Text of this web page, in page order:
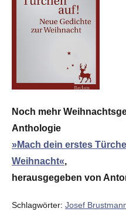
Noch mehr
Anthologie
»Mach dein erstes
Weihnacht«,
herausgegeben von
Schlagwörter: Josef